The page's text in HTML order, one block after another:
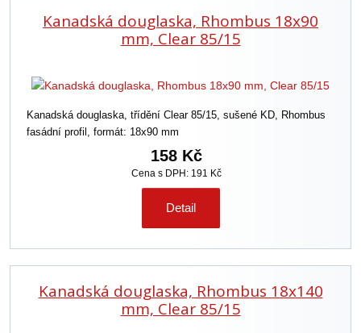
Kanadská douglaska, Rhombus 18x90
mm, Clear 85/15
Kanadská douglaska, třídění Clear 85/15, sušené KD, Rhombus
fasádní profil, formát: 18x90 mm
158 Kč
Cena s DPH: 191 Kč
Detail
Kanadská douglaska, Rhombus 18x140
mm, Clear 85/15